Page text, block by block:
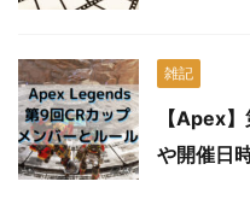
雑記
【Apex
や開催日